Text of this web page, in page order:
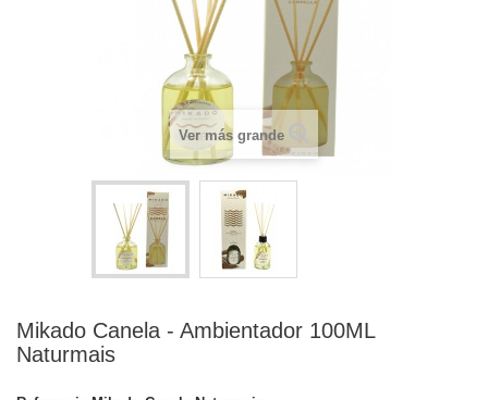
Ver más grande
Mikado Canela - Ambientador 100ML
Naturmais